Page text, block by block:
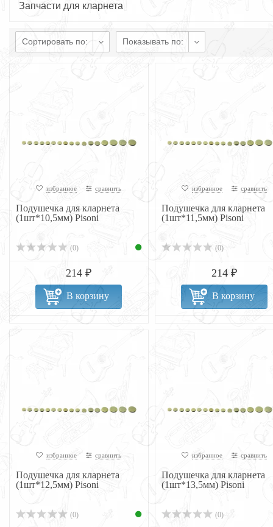
Запчасти для кларнета
Сортировать по: Показывать по:
избранное сравнить
Подушечка для кларнета
(1шт*10,5мм) Pisoni
(0)
214 ₽
В корзину
избранное сравнить
Подушечка для кларнета
(1шт*11,5мм) Pisoni
(0)
214 ₽
В корзину
избранное сравнить
Подушечка для кларнета
(1шт*12,5мм) Pisoni
(0)
избранное сравнить
Подушечка для кларнета
(1шт*13,5мм) Pisoni
(0)